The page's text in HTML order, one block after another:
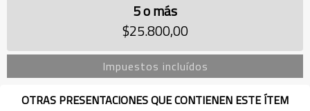
5 o más
$25.800,00
Impuestos incluídos
OTRAS PRESENTACIONES QUE CONTIENEN ESTE ÍTEM